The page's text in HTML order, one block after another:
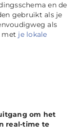
en de
gebruikt als je
als
met je lokale
om het
real-time te